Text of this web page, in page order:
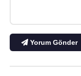
Yorum Gönder